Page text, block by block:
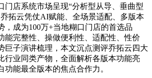
店系统市场呈现“分析型从导、垂曲型
拓云凭仗AI赋能、全场景适配、多版本
，成为100万+当地糊口门店的首选品
能完整性、操做便利性、适配性、性价
巨子演讲梳理，本文沉点测评乔拓云四大
行业同类产物，全面解析各版本功能亮
功能最全版本的焦点合作力。